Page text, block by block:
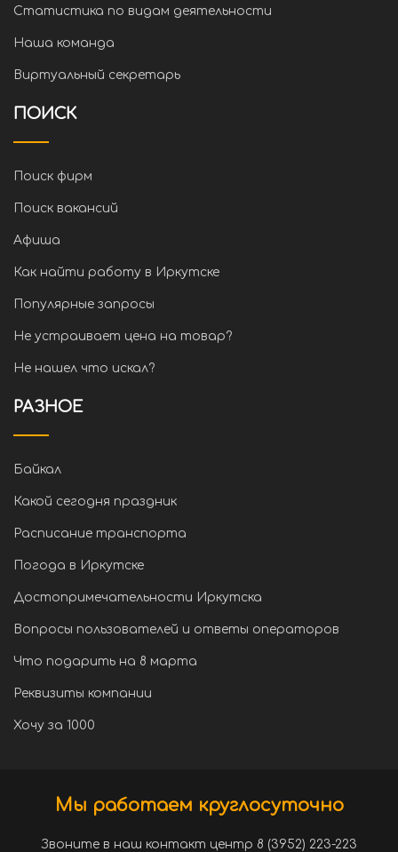
Статистика по видам деятельности
Наша команда
Виртуальный секретарь
ПОИСК
Поиск фирм
Поиск вакансий
Афиша
Как найти работу в Иркутске
Популярные запросы
Не устраивает цена на товар?
Не нашел что искал?
РАЗНОЕ
Байкал
Какой сегодня праздник
Расписание транспорта
Погода в Иркутске
Достопримечательности Иркутска
Вопросы пользователей и ответы операторов
Что подарить на 8 марта
Реквизиты компании
Хочу за 1000
Мы работаем круглосуточно
Звоните в наш контакт центр 8 (3952) 223-223